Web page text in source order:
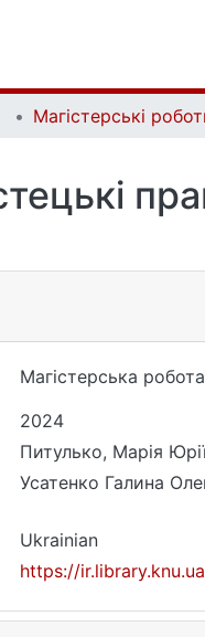
Магістерська робота
2024
Питулько, Марія
Усатенко Галина
Ukrainian
https://